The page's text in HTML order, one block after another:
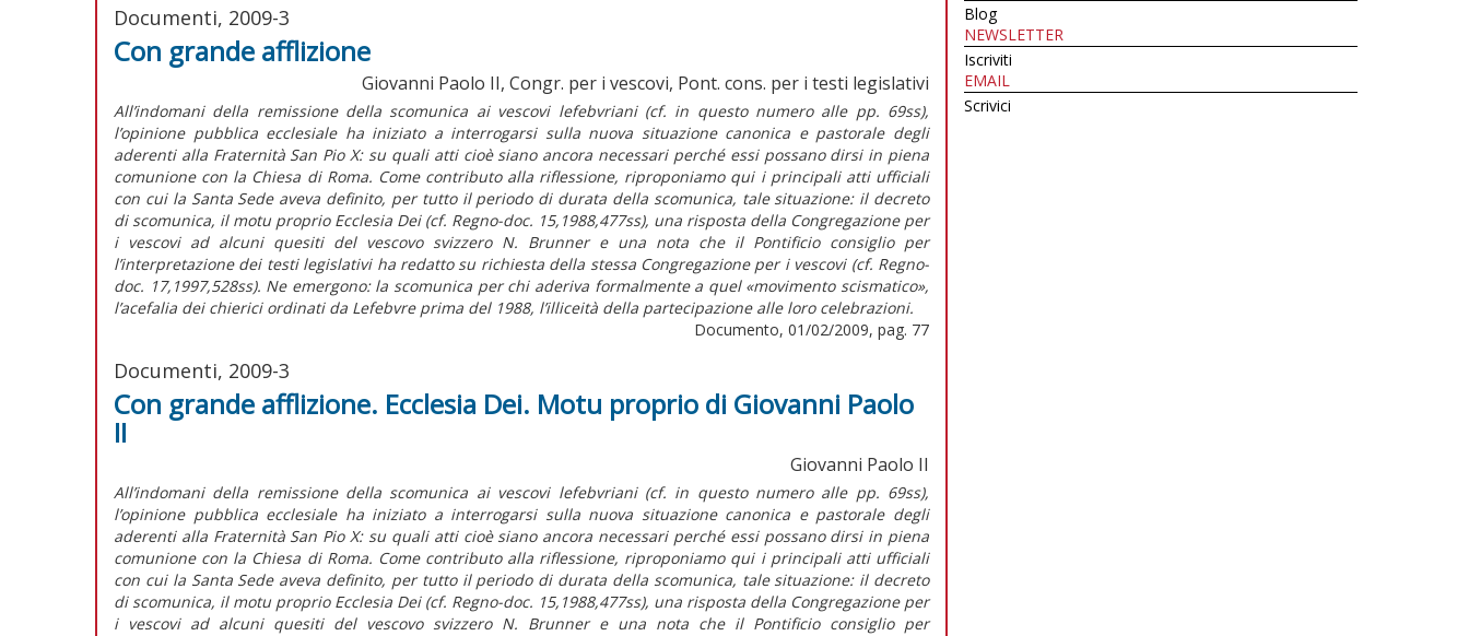
Documenti, 2009-3
Con grande afflizione
Giovanni Paolo II, Congr. per i vescovi, Pont. cons. per i testi legislativi
All’indomani della remissione della scomunica ai vescovi lefebvriani (cf. in questo numero alle pp. 69ss),
l’opinione pubblica ecclesiale ha iniziato a interrogarsi sulla nuova situazione canonica e pastorale degli
aderenti alla Fraternità San Pio X: su quali atti cioè siano ancora necessari perché essi possano dirsi in piena
comunione con la Chiesa di Roma. Come contributo alla riflessione, riproponiamo qui i principali atti ufficiali
con cui la Santa Sede aveva definito, per tutto il periodo di durata della scomunica, tale situazione: il decreto
di scomunica, il motu proprio Ecclesia Dei (cf. Regno-doc. 15,1988,477ss), una risposta della Congregazione per
i vescovi ad alcuni quesiti del vescovo svizzero N. Brunner e una nota che il Pontificio consiglio per
l’interpretazione dei testi legislativi ha redatto su richiesta della stessa Congregazione per i vescovi (cf. Regno-
doc. 17,1997,528ss). Ne emergono: la scomunica per chi aderiva formalmente a quel «movimento scismatico»,
l’acefalia dei chierici ordinati da Lefebvre prima del 1988, l’illiceità della partecipazione alle loro celebrazioni.
Documento, 01/02/2009, pag. 77
Documenti, 2009-3
Con grande afflizione. Ecclesia Dei. Motu proprio di Giovanni Paolo
II
Giovanni Paolo II
All’indomani della remissione della scomunica ai vescovi lefebvriani (cf. in questo numero alle pp. 69ss),
l’opinione pubblica ecclesiale ha iniziato a interrogarsi sulla nuova situazione canonica e pastorale degli
aderenti alla Fraternità San Pio X: su quali atti cioè siano ancora necessari perché essi possano dirsi in piena
comunione con la Chiesa di Roma. Come contributo alla riflessione, riproponiamo qui i principali atti ufficiali
con cui la Santa Sede aveva definito, per tutto il periodo di durata della scomunica, tale situazione: il decreto
di scomunica, il motu proprio Ecclesia Dei (cf. Regno-doc. 15,1988,477ss), una risposta della Congregazione per
i vescovi ad alcuni quesiti del vescovo svizzero N. Brunner e una nota che il Pontificio consiglio per
Blog
NEWSLETTER
Iscriviti
EMAIL
Scrivici